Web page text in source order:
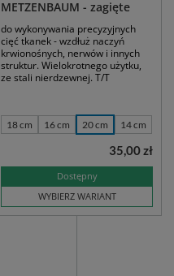
METZENBAUM - zagięte
do wykonywania precyzyjnych
cięć tkanek - wzdłuż naczyń
krwionośnych, nerwów i innych
struktur. Wielokrotnego użytku,
ze stali nierdzewnej. T/T
18 cm 16 cm 20 cm 14 cm
Dostępny
WYBIERZ WARIANT
35,00 zł